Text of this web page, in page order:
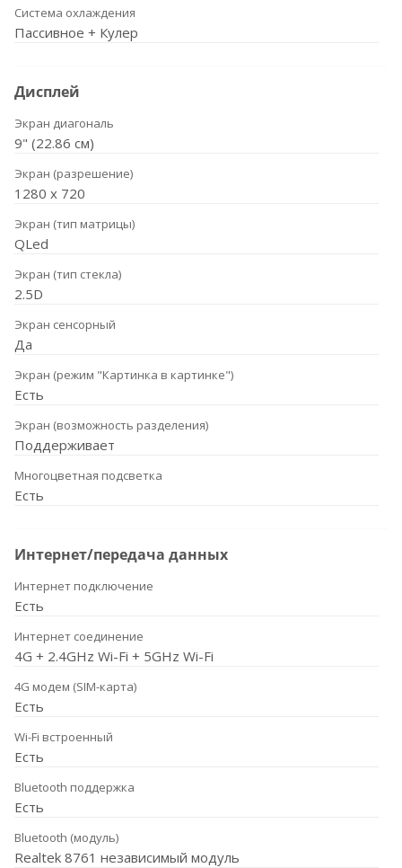
Система охлаждения
Пассивное + Кулер
Дисплей
Экран диагональ
9" (22.86 см)
Экран (разрешение)
1280 х 720
Экран (тип матрицы)
QLed
Экран (тип стекла)
2.5D
Экран сенсорный
Да
Экран (режим "Картинка в картинке")
Есть
Экран (возможность разделения)
Поддерживает
Многоцветная подсветка
Есть
Интернет/передача данных
Интернет подключение
Есть
Интернет соединение
4G + 2.4GHz Wi-Fi + 5GHz Wi-Fi
4G модем (SIM-карта)
Есть
Wi-Fi встроенный
Есть
Bluetooth поддержка
Есть
Bluetooth (модуль)
Realtek 8761 независимый модуль